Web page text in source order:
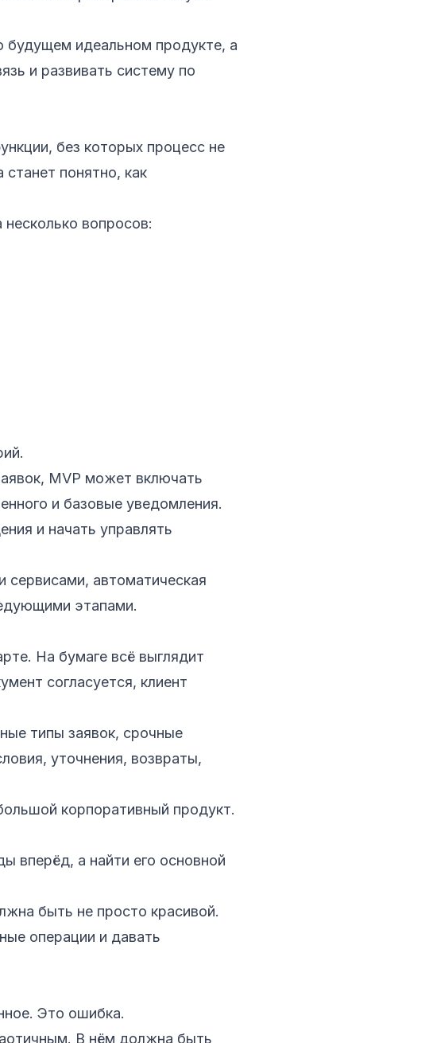
будущем идеальном продукте, а
и развивать систему по
без которых процесс не
понятно, как
вопросов:
MVP может включать
и базовые уведомления.
и начать управлять
автоматическая
этапами.
На бумаге всё выглядит
согласуется, клиент
типы заявок, срочные
уточнения, возвраты,
корпоративный продукт.
вперёд, а найти его основной
быть не просто красивой.
операции и давать
Это ошибка.
В нём должна быть